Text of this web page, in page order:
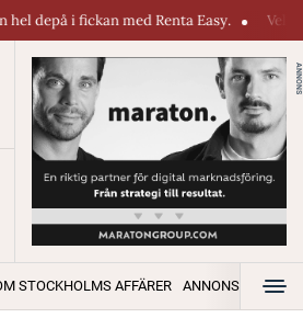
i fickan med Renta Easy. Velumi
ANNONS
STOCKHOLMS AFFÄRER ANNONSERA